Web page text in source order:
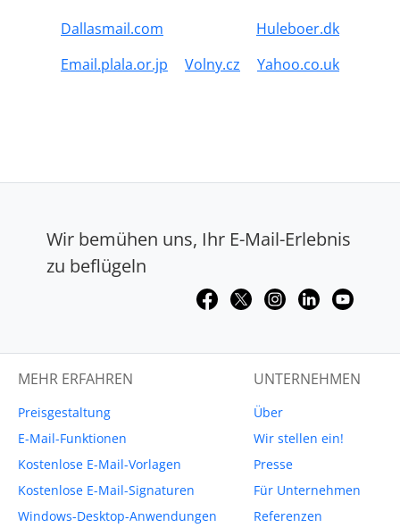
Dallasmail.com
Huleboer.dk
Email.plala.or.jp
Volny.cz Yahoo.co.uk
Wir bemühen uns, Ihr E-Mail-Erlebnis
zu beflügeln
MEHR ERFAHREN
Preisgestaltung
E-Mail-Funktionen
Kostenlose E-Mail-Vorlagen
Kostenlose E-Mail-Signaturen
Windows-Desktop-Anwendungen
UNTERNEHMEN
Über
Wir stellen ein!
Presse
Für Unternehmen
Referenzen